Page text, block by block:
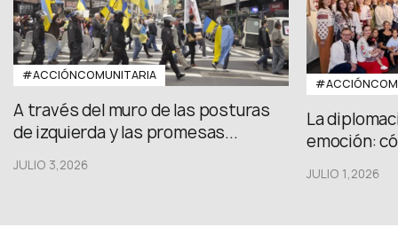
#ACCIÓNCOMUNITARIA
A través del muro de las posturas
de izquierda y las promesas...
JULIO 3,2026
La
emoción:
JULIO 1,2026